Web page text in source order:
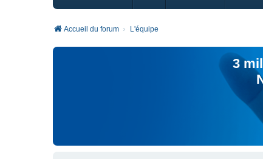
Accueil du forum L'équipe
3